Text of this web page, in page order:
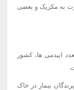
به مکزیک و بعضی
اپیدمی ها، کشور
بیمار در خاک